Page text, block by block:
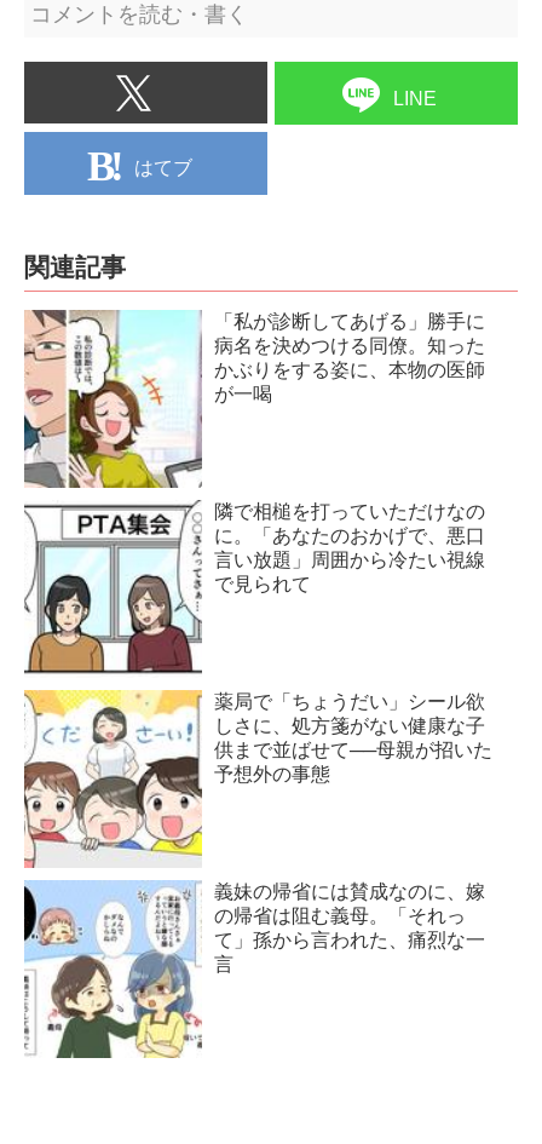
コメントを読む・書く
LINE
はてブ
関連記事
「私が診断してあげる」勝手に
病名を決めつける同僚。知った
かぶりをする姿に、本物の医師
が一喝
隣で相槌を打っていただけなの
に。「あなたのおかげで、悪口
言い放題」周囲から冷たい視線
で見られて
薬局で「ちょうだい」シール欲
しさに、処方箋がない健康な子
供まで並ばせて──母親が招いた
予想外の事態
義妹の帰省には賛成なのに、嫁
の帰省は阻む義母。「それっ
て」孫から言われた、痛烈な一
言